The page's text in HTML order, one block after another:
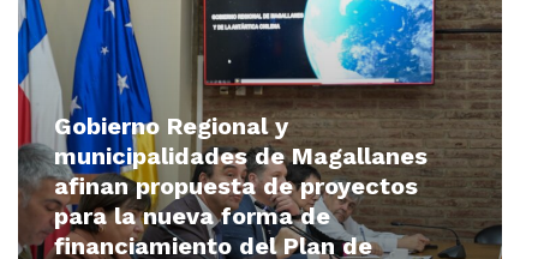
Gobierno Regional y
municipalidades de Magallanes
afinan propuesta de proyectos
para la nueva forma de
financiamiento del Plan de